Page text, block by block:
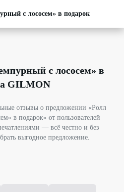
с лососем» в подарок
с лососем» в
GILMON
отзывы о предложении «Ролл
в подарок» от пользователей
— всё честно и без
выгодное предложение.